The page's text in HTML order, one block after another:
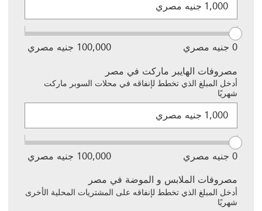
مجموعة
حقول
مصروفات
الوقود في
مصر
تتكون من
حقل
إدخال،
وشريط
تمرير،
وسيؤدي
تغيير
القيمة في
أحد
إلى
تحديث
القيمة في
جنيه مصري
0 جنيه مصري 100,000 جنيه مصري
مصروفات الهايبر ماركت في مصر
أدخل المبلغ الذي تخطط لإنفاقه في محلات السوبر ماركت
شهريًا
مجموعة
حقول
مصروفات
الهايبر
ماركت
في مصر
تتكون من
حقل
إدخال،
جنيه مصري
0 جنيه مصري 100,000 جنيه مصري
مصروفات الملابس و الموضة في مصر
أدخل المبلغ الذي تخطط لإنفاقه على المشتريات المحلية الأخرى
شهريًا